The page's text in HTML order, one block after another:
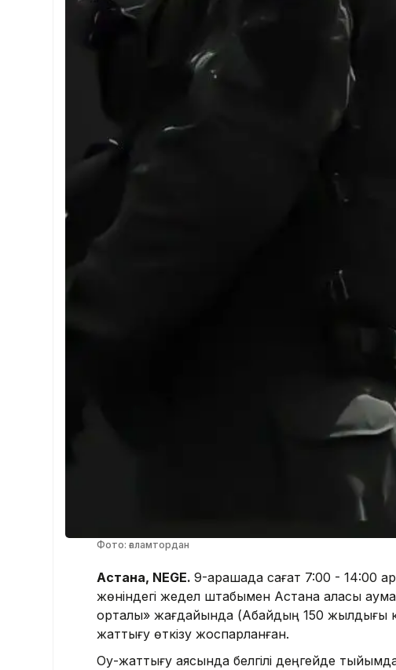
Фото: ғаламтордан
Астана, NEGE. 9-қарашада сағат 7:00 - 14:00
жөніндегі жедел штабымен Астана қаласы
орталық» жағдайында (Абайдың 150 жылдығы
жаттығу өткізу жоспарланған.
Оқу-жаттығу аясында белгілі деңгейде